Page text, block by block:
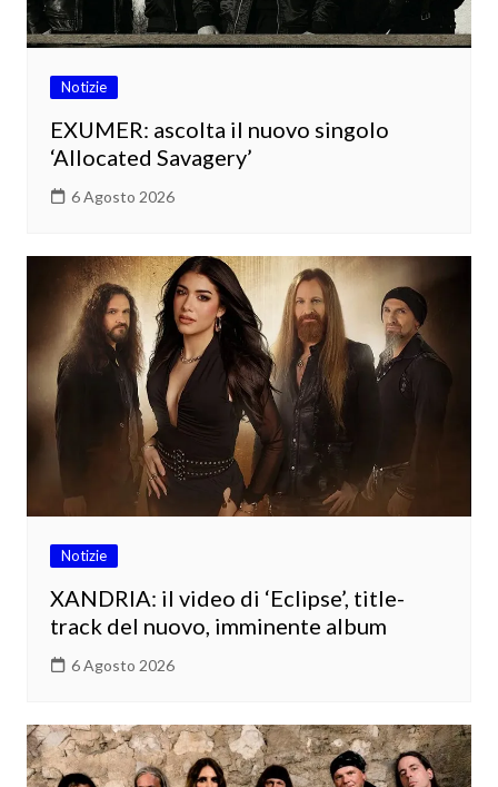
Notizie
EXUMER: ascolta il nuovo singolo
‘Allocated Savagery’
6 Agosto 2026
Notizie
XANDRIA: il video di ‘Eclipse’, title-
track del nuovo, imminente album
6 Agosto 2026